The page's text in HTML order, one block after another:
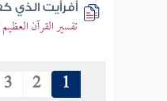
أفرأيت الذي
تفسير القرآن
1
2
3